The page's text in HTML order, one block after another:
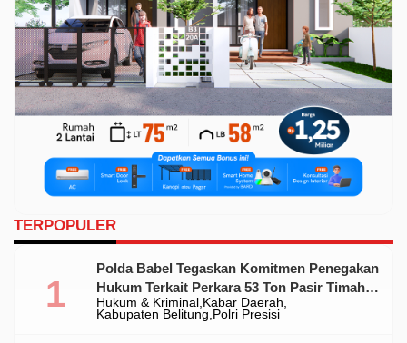
TERPOPULER
Hukum & Kriminal Kabar Daerah
Kabupaten Belitung Polri Presisi
Polda Babel Tegaskan Komitmen Penegakan
Hukum Terkait Perkara 53 Ton Pasir Timah
Ilegal Di Belitung